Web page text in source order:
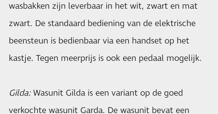
wasbakken zijn leverbaar in het wit, zwart en mat
zwart. De standaard bediening van de elektrische
beensteun is bedienbaar via een handset op het
kastje. Tegen meerprijs is ook een pedaal mogelijk.
Gilda:Wasunit Gilda is een variant op de goed
verkochte wasunit Garda. De wasunit bevat een